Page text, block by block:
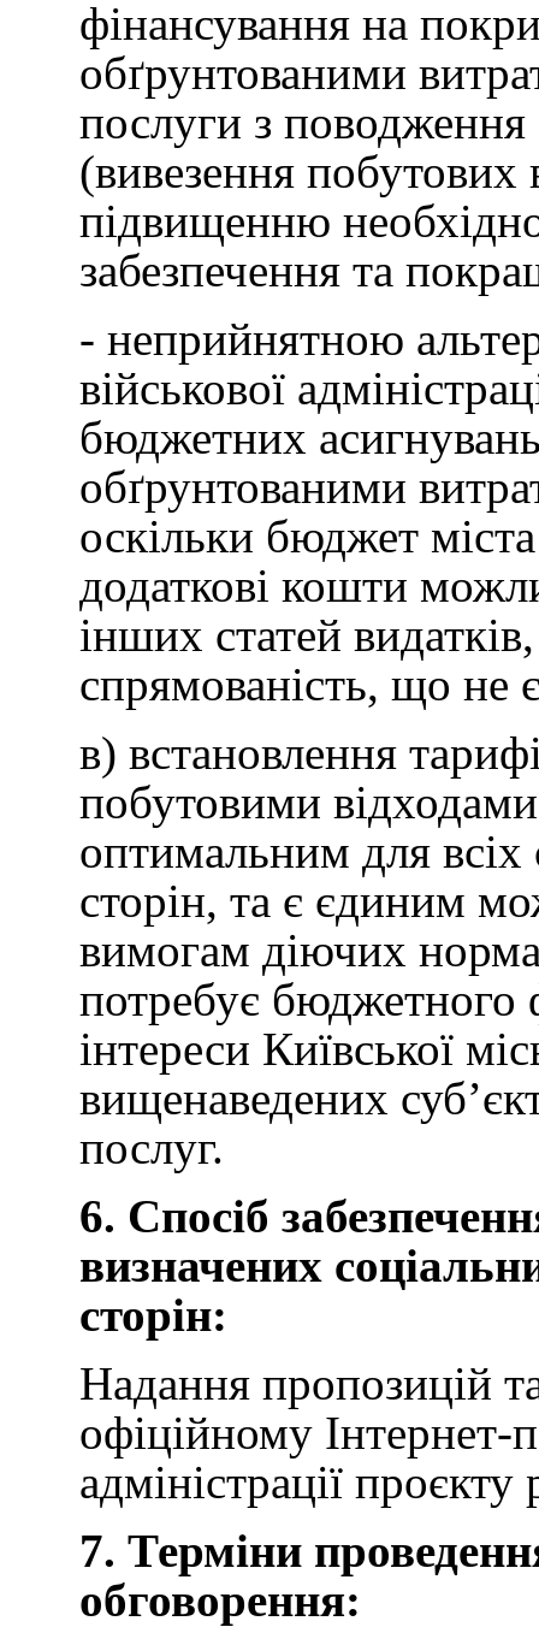
фінансування на
обґрунтованими
послуги з
(вивезення
підвищенню
забезпечення та
- неприйнятною
військової
бюджетних
обґрунтованими
оскільки бюджет
додаткові кошти
інших статей
спрямованість, що не
в) встановлення
побутовими
оптимальним для всіх
сторін, та є єдиним
вимогам діючих
потребує бюджетного
інтереси Київської
вищенаведених
послуг.
6. Спосіб
визначених
сторін:
Надання пропозицій
офіційному Інтернет-
адміністрації
7. Терміни
обговорення: